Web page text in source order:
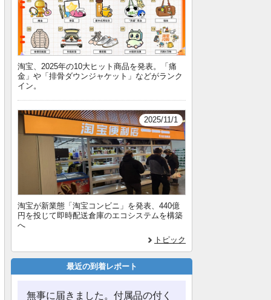
淘宝、2025年の10大ヒット商品を発表。「痛
金」や「排骨ダウンジャケット」などがランク
イン。
2025/11/1
淘宝が新業態「淘宝コンビニ」を発表、440億
円を投じて即時配送倉庫のエコシステムを構築
へ
トピック
最近の到着レポート
無事に届きました。付属品の付く